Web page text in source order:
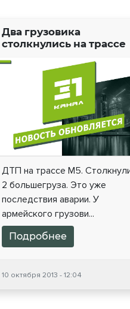
Два грузовика
столкнулись на трассе
ДТП на трассе М5.
2 большегруза. Это уже
последствия аварии. У
армейского грузови...
Подробнее
10 октября 2013 - 12:04